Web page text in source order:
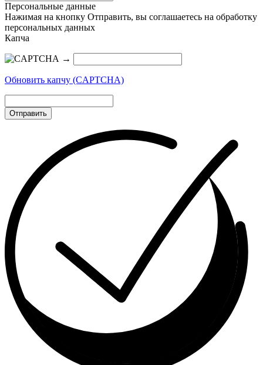
Персональные данные
Нажимая на кнопку Отправить, вы соглашаетесь на обработку
персональных данных
Капча
→
Обновить капчу (CAPTCHA)
Отправить